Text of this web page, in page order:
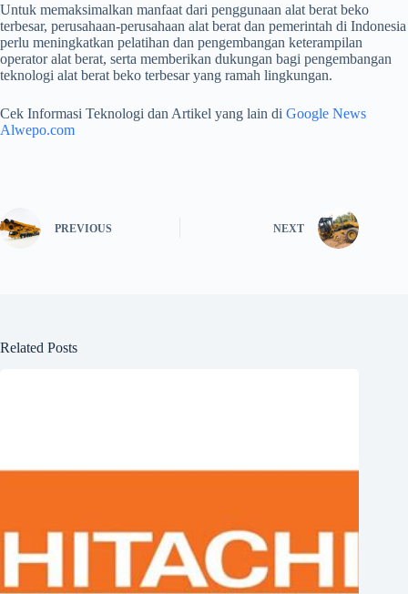
Untuk memaksimalkan manfaat dari penggunaan alat berat beko
terbesar, perusahaan-perusahaan alat berat dan pemerintah di Indonesia
perlu meningkatkan pelatihan dan pengembangan keterampilan
operator alat berat, serta memberikan dukungan bagi pengembangan
teknologi alat berat beko terbesar yang ramah lingkungan.
Cek Informasi Teknologi dan Artikel yang lain di Google News
Alwepo.com
PREVIOUS NEXT
Related Posts